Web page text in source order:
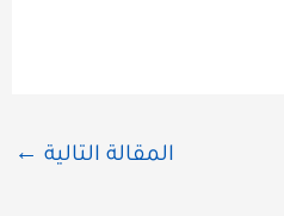
المقالة التالية ←